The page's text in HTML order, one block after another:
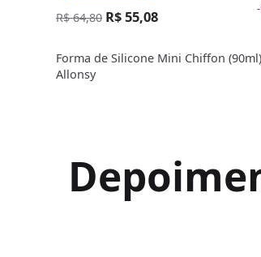
-
R$ 64,80 R$ 55,08
Forma de Silicone Mini Chiffon
Allonsy